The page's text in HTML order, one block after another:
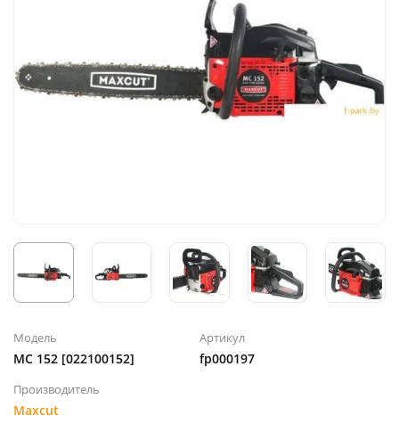
Модель
MC 152 [022100152]
Артикул
fp000197
Производитель
Maxcut